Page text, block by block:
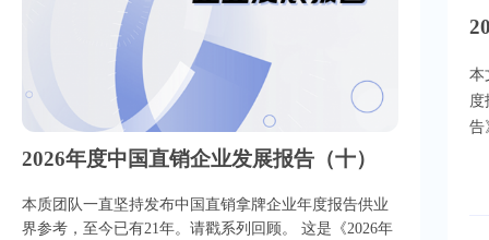
2026年度中国直销企业发展报告（十）
本质团队一直坚持发布中国直销拿牌企业年度报告供业
界参考，至今已有21年。请戳系列回顾。 这是《2026年
本
度
告